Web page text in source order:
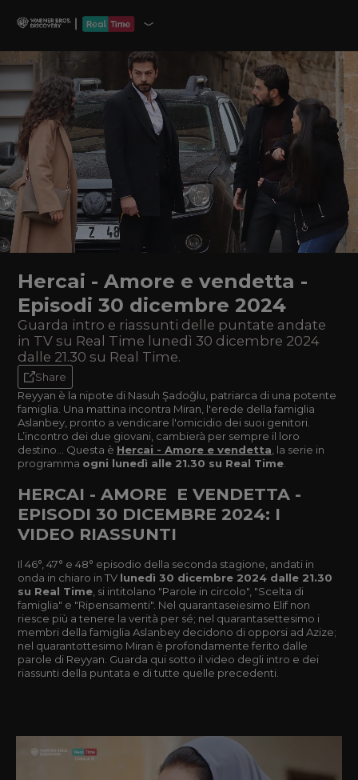
Hercai - Amore e vendetta -
Episodi 30 dicembre 2024
Guarda intro e riassunti delle puntate andate
in TV su Real Time lunedì 30 dicembre 2024
dalle 21.30 su Real Time.
Share
Reyyan è la nipote di Nasuh Şadoğlu, patriarca di una potente
famiglia. Una mattina incontra Miran, l'erede della famiglia
Aslanbey, pronto a vendicare l'omicidio dei suoi genitori.
L’incontro dei due giovani, cambierà per sempre il loro
destino... Questa è Hercai - Amore e vendetta , la serie in
programma ogni lunedì alle 21.30 su Real Time
HERCAI - AMORE E VENDETTA -
EPISODI 30 DICEMBRE 2024: I
VIDEO RIASSUNTI
Il 46°, 47° e 48° episodio della seconda stagione, andati in
onda in chiaro in TV lunedì 30 dicembre 2024 dalle 21.30
su Real Time , si intitolano "Parole in circolo", "Scelta di
famiglia" e "Ripensamenti". Nel quarantaseiesimo Elif non
riesce più a tenere la verità per sé; nel quarantasettesimo i
membri della famiglia Aslanbey decidono di opporsi ad Azize;
nel quarantottesimo Miran è profondamente ferito dalle
parole di Reyyan. Guarda qui sotto il video degli intro e dei
riassunti della puntata e di tutte quelle precedenti.